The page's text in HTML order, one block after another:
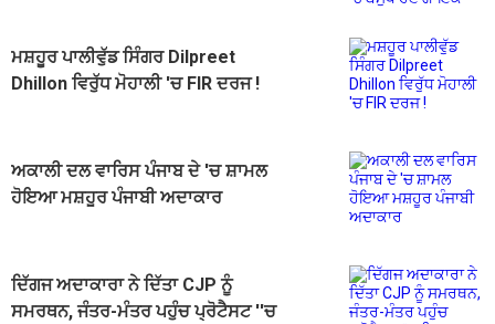
ਮਸ਼ਹੂਰ ਪਾਲੀਵੁੱਡ ਸਿੰਗਰ Dilpreet
Dhillon ਵਿਰੁੱਧ ਮੋਹਾਲੀ 'ਚ FIR ਦਰਜ !
ਅਕਾਲੀ ਦਲ ਵਾਰਿਸ ਪੰਜਾਬ ਦੇ 'ਚ ਸ਼ਾਮਲ
ਹੋਇਆ ਮਸ਼ਹੂਰ ਪੰਜਾਬੀ ਅਦਾਕਾਰ
ਦਿੱਗਜ ਅਦਾਕਾਰਾ ਨੇ ਦਿੱਤਾ CJP ਨੂੰ
ਸਮਰਥਨ, ਜੰਤਰ-ਮੰਤਰ ਪਹੁੰਚ ਪ੍ਰੋਟੈਸਟ ''ਚ